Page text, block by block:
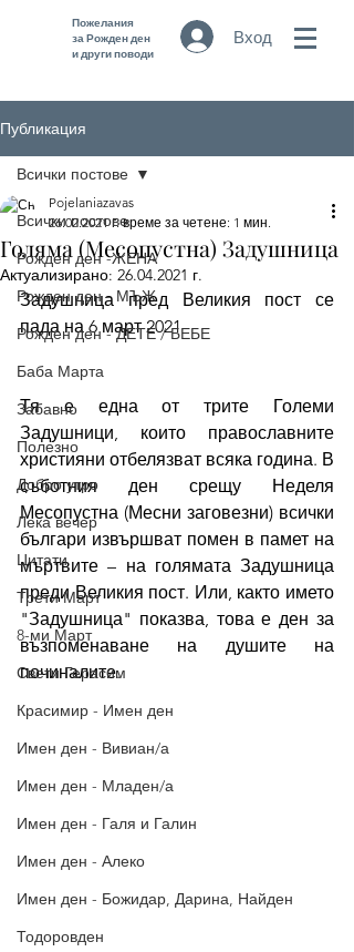
Пожелания
за Рожден ден
и други поводи
Вход
Публикация
Всички постове
Рожден ден -ЖЕНА
Рожден ден - МЪЖ
Рожден ден - ДЕТЕ / БЕБЕ
Баба Марта
Забавно
Полезно
Добро утро
Лека вечер
Цитати
Трети Март
8-ми Март
Свети Герасим
Красимир - Имен ден
Имен ден - Вивиан/а
Имен ден - Младен/а
Имен ден - Галя и Галин
Имен ден - Алеко
Имен ден - Божидар, Дарина, Найден
Тодоровден
Всички постове
Голяма (Месопустна) Задушница
Pojelaniazavas
26.02.2021 г. време за четене: 1 мин.
Актуализирано: 26.04.2021 г.
Задушница пред Великия пост се
пада на 6 март 2021
Тя е една от трите Големи
Задушници, които православните
християни отбелязват всяка година. В
съботния ден срещу Неделя
Месопустна (Месни заговезни) всички
българи извършват помен в памет на
мъртвите – на голямата Задушница
преди Великия пост. Или, както името
"Задушница" показва, това е ден за
възпоменаване на душите на
починалите.